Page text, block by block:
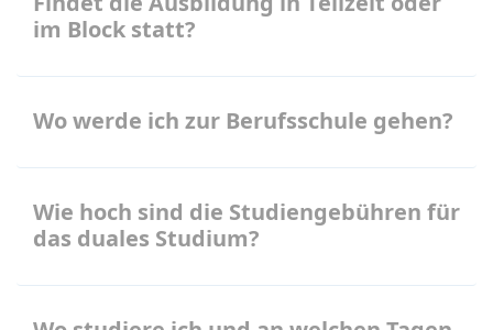
im Block statt?
Wo werde ich zur Berufsschule gehen?
Wie hoch sind die Studiengebühren für
das duales Studium?